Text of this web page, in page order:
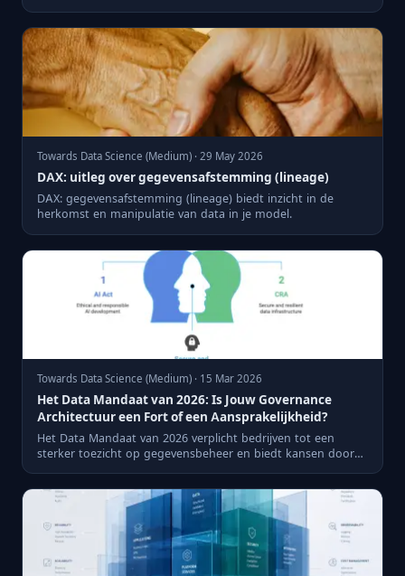
Towards Data Science (Medium) · 29 May 2026
DAX: uitleg over gegevensafstemming (lineage)
DAX: gegevensafstemming (lineage) biedt inzicht in de
herkomst en manipulatie van data in je model.
Towards Data Science (Medium) · 15 Mar 2026
Het Data Mandaat van 2026: Is Jouw Governance
Architectuur een Fort of een Aansprakelijkheid?
Het Data Mandaat van 2026 verplicht bedrijven tot een
sterker toezicht op gegevensbeheer en biedt kansen door